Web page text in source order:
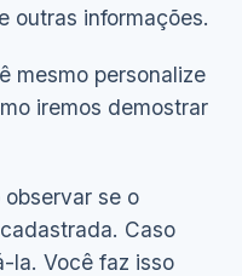
outras informações.
mesmo personalize
iremos demostrar
se o
Caso
la. Você faz isso